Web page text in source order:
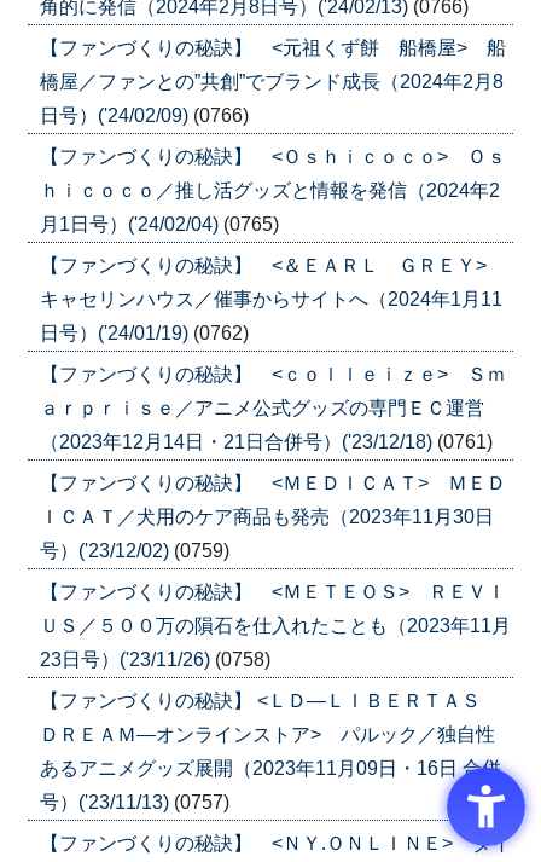
角的に発信（2024年2月8日号）('24/02/13) (0766)
【ファンづくりの秘訣】 <元祖くず餅 船橋屋> 船
橋屋／ファンとの”共創”でブランド成長（2024年2月8
日号）('24/02/09) (0766)
【ファンづくりの秘訣】 <Ｏｓｈｉｃｏｃｏ> Ｏｓ
ｈｉｃｏｃｏ／推し活グッズと情報を発信（2024年2
月1日号）('24/02/04) (0765)
【ファンづくりの秘訣】 <＆ＥＡＲＬ ＧＲＥＹ>
キャセリンハウス／催事からサイトへ（2024年1月11
日号）('24/01/19) (0762)
【ファンづくりの秘訣】 <ｃｏｌｌｅｉｚｅ> Ｓｍ
ａｒｐｒｉｓｅ／アニメ公式グッズの専門ＥＣ運営
（2023年12月14日・21日合併号）('23/12/18) (0761)
【ファンづくりの秘訣】 <ＭＥＤＩＣＡＴ> ＭＥＤ
ＩＣＡＴ／犬用のケア商品も発売（2023年11月30日
号）('23/12/02) (0759)
【ファンづくりの秘訣】 <ＭＥＴＥＯＳ> ＲＥＶＩ
ＵＳ／５００万の隕石を仕入れたことも（2023年11月
23日号）('23/11/26) (0758)
【ファンづくりの秘訣】 <ＬＤ―ＬＩＢＥＲＴＡＳ
ＤＲＥＡＭ―オンラインストア> パルック／独自性
あるアニメグッズ展開（2023年11月09日・16日 合併
号）('23/11/13) (0757)
【ファンづくりの秘訣】 <ＮＹ.ＯＮＬＩＮＥ> ダイ